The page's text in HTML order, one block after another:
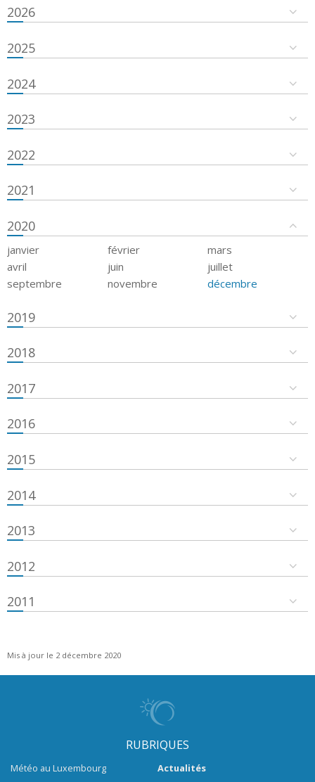
2026
2025
2024
2023
2022
2021
2020
janvier février
mars
avril
juin
juillet
septembre
novembre décembre
2019
2018
2017
2016
2015
2014
2013
2012
2011
Mis à jour le 2 décembre 2020
RUBRIQUES
Météo au Luxembourg
Actualités